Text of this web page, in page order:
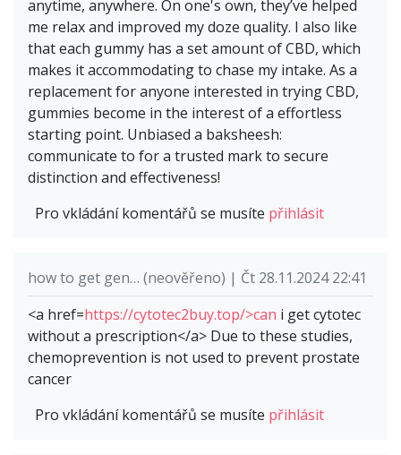
anytime, anywhere. On one's own, they’ve helped
me relax and improved my doze quality. I also like
that each gummy has a set amount of CBD, which
makes it accommodating to chase my intake. As a
replacement for anyone interested in trying CBD,
gummies become in the interest of a effortless
starting point. Unbiased a baksheesh:
communicate to for a trusted mark to secure
distinction and effectiveness!
Pro vkládání komentářů se musíte přihlásit
how to get gen… (neověřeno) | Čt 28.11.2024 22:41
<a href=https://cytotec2buy.top/>can i get cytotec
without a prescription</a> Due to these studies,
chemoprevention is not used to prevent prostate
cancer
Pro vkládání komentářů se musíte přihlásit